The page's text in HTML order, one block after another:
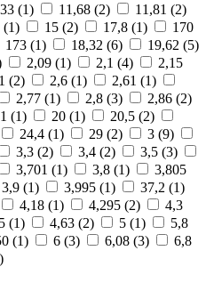
(1) 11,68 (2) 11,81 (2)
(1) 15 (2) 17,8 (1)
170
173 (1) 18,32 (6) 19,62 (5)
2,09 (1) 2,1 (4)
2,15
(2) 2,6 (1) 2,61 (1)
2,77 (1) 2,8 (3) 2,86 (2)
(1) 20 (1) 20,5 (2)
24,4 (1) 29 (2) 3 (9)
3,3 (2) 3,4 (2) 3,5 (3)
3,701 (1) 3,8 (1)
3,805
3,9 (1) 3,995 (1) 37,2 (1)
4,18 (1) 4,295 (2)
4,3
(1) 4,63 (2) 5 (1)
5,8
(1) 6 (3) 6,08 (3)
6,8